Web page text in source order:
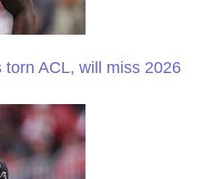
ACL, will miss 2026